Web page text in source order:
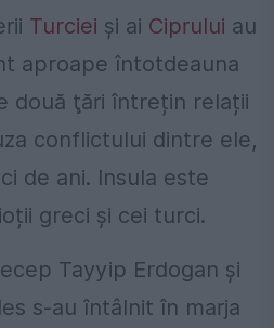
Turciei şi ai Ciprului au
aproape întotdeauna
două ţări întrețin relații
conflictului dintre ele,
de ani. Insula este
greci și cei turci.
Tayyip Erdogan şi
s-au întâlnit în marja